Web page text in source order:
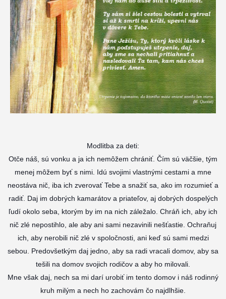
Modlitba za deti:
Otče náš, sú vonku a ja ich nemôžem chrániť. Čím sú väčšie, tým
menej môžem byť s nimi. Idú svojimi vlastnými cestami a mne
neostáva nič, iba ich zverovať Tebe a snažiť sa, ako im rozumieť a
radiť. Daj im dobrých kamarátov a priateľov, aj dobrých dospelých
ľudí okolo seba, ktorým by im na nich záležalo. Chráň ich, aby ich
nič zlé nepostihlo, ale aby ani sami nezavinili nešťastie. Ochraňuj
ich, aby nerobili nič zlé v spoločnosti, ani keď sú sami medzi
sebou. Predovšetkým daj jedno, aby sa radi vracali domov, aby sa
tešili na domov svojich rodičov a aby ho milovali.
Mne však daj, nech sa mi darí urobiť im tento domov i náš rodinný
kruh milým a nech ho zachovám čo najdlhšie.